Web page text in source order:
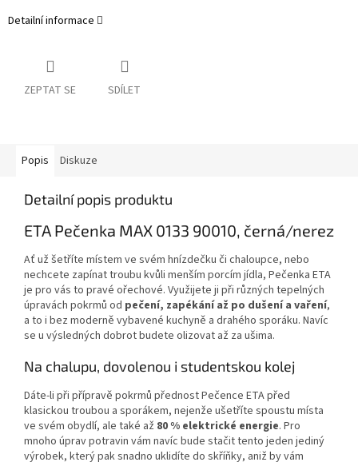
Detailní informace
ZEPTAT SE SDÍLET
Popis Diskuze
Detailní popis produktu
ETA Pečenka MAX 0133 90010, černá/nerez
Ať už šetříte místem ve svém hnízdečku či chaloupce, nebo
nechcete zapínat troubu kvůli menším porcím jídla, Pečenka ETA
je pro vás to pravé ořechové. Využijete ji při různých tepelných
úpravách pokrmů od pečení, zapékání až po dušení a vaření,
a to i bez moderně vybavené kuchyně a drahého sporáku. Navíc
se u výsledných dobrot budete olizovat až za ušima.
Na chalupu, dovolenou i studentskou kolej
Dáte-li při přípravě pokrmů přednost Pečence ETA před
klasickou troubou a sporákem, nejenže ušetříte spoustu místa
ve svém obydlí, ale také až 80 % elektrické energie. Pro
mnoho úprav potravin vám navíc bude stačit tento jeden jediný
výrobek, který pak snadno uklidíte do skříňky, aniž by vám